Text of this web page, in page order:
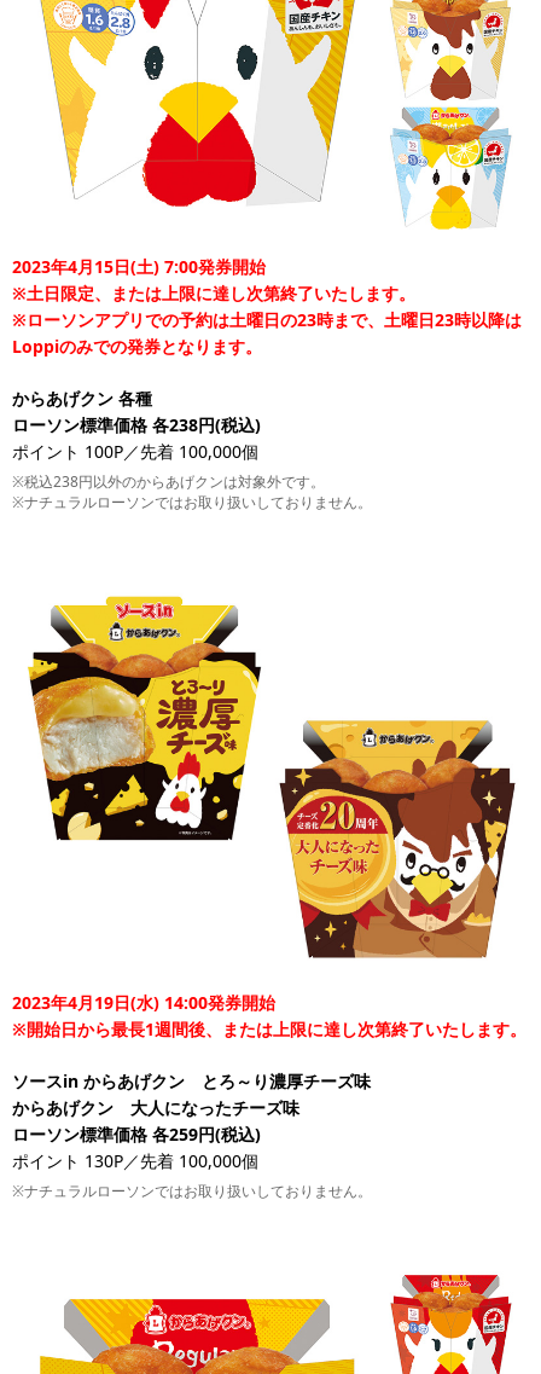
2023年4月15日(土) 7:00発券開始
※土日限定、または上限に達し次第終了いたします。
※ローソンアプリでの予約は土曜日の23時まで、土曜日23時以降は
Loppiのみでの発券となります。
からあげクン 各種
ローソン標準価格 各238円(税込)
ポイント 100P／先着 100,000個
※税込238円以外のからあげクンは対象外です。
※ナチュラルローソンではお取り扱いしておりません。
2023年4月19日(水) 14:00発券開始
※開始日から最長1週間後、または上限に達し次第終了いたします。
ソースin からあげクン とろ～り濃厚チーズ味
からあげクン 大人になったチーズ味
ローソン標準価格 各259円(税込)
ポイント 130P／先着 100,000個
※ナチュラルローソンではお取り扱いしておりません。